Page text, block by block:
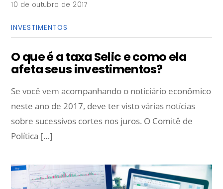
10 de outubro de 2017
INVESTIMENTOS
O que é a taxa Selic e como ela
afeta seus investimentos?
Se você vem acompanhando o noticiário econômico
neste ano de 2017, deve ter visto várias notícias
sobre sucessivos cortes nos juros. O Comitê de
Política […]